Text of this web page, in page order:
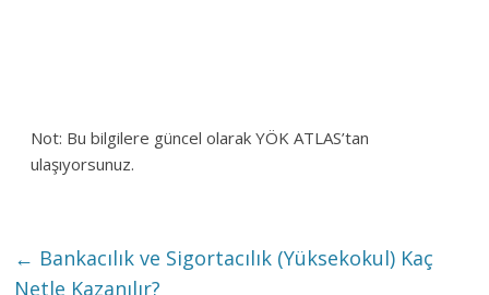
Not: Bu bilgilere güncel olarak YÖK ATLAS’tan
ulaşıyorsunuz.
← Bankacılık ve Sigortacılık (Yüksekokul) Kaç
Netle Kazanılır?